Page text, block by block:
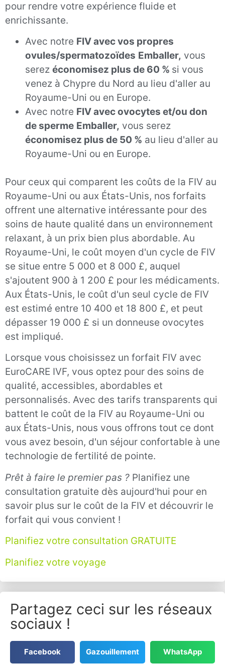
pour rendre votre expérience fluide et
enrichissante.
Avec notre FIV avec vos propres
ovules/spermatozoïdes Emballer, vous
serez économisez plus de 60 % si vous
venez à Chypre du Nord au lieu d'aller au
Royaume-Uni ou en Europe.
Avec notre FIV avec ovocytes et/ou don
de sperme Emballer, vous serez
économisez plus de 50 % au lieu d'aller au
Royaume-Uni ou en Europe.
Pour ceux qui comparent les coûts de la FIV au
Royaume-Uni ou aux États-Unis, nos forfaits
offrent une alternative intéressante pour des
soins de haute qualité dans un environnement
relaxant, à un prix bien plus abordable. Au
Royaume-Uni, le coût moyen d'un cycle de FIV
se situe entre 5 000 et 8 000 £, auquel
s'ajoutent 900 à 1 200 £ pour les médicaments.
Aux États-Unis, le coût d'un seul cycle de FIV
est estimé entre 10 400 et 18 800 £, et peut
dépasser 19 000 £ si un donneuse ovocytes
est impliqué.
Lorsque vous choisissez un forfait FIV avec
EuroCARE IVF, vous optez pour des soins de
qualité, accessibles, abordables et
personnalisés. Avec des tarifs transparents qui
battent le coût de la FIV au Royaume-Uni ou
aux États-Unis, nous vous offrons tout ce dont
vous avez besoin, d'un séjour confortable à une
technologie de fertilité de pointe.
Prêt à faire le premier pas ? Planifiez une
consultation gratuite dès aujourd'hui pour en
savoir plus sur le coût de la FIV et découvrir le
forfait qui vous convient !
Planifiez votre consultation GRATUITE
Planifiez votre voyage
Partagez ceci sur les réseaux
sociaux !
Facebook Gazouillement WhatsApp